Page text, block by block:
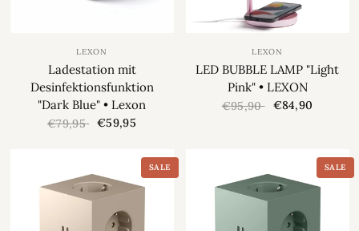
LEXON
Ladestation mit
Desinfektionsfunktion
"Dark Blue" • Lexon
€79,95 €59,95
LEXON
LED BUBBLE LAMP "Light
Pink" • LEXON
€95,90 €84,90
SALE SALE